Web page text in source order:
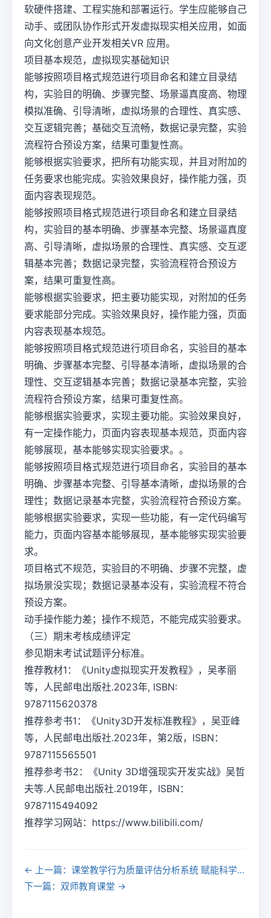
软硬件搭建、工程实施和部署运行。学生应能够自己
动手、或团队协作形式开发虚拟现实相关应用，如面
向文化创意产业开发相关VR 应用。
项目基本规范，虚拟现实基础知识
能够按照项目格式规范进行项目命名和建立目录结
构，实验目的明确、步骤完整、场景逼真度高、物理
模拟准确、引导清晰，虚拟场景的合理性、真实感、
交互逻辑完善；基础交互流畅，数据记录完整，实验
流程符合预设方案，结果可重复性高。
能够根据实验要求，把所有功能实现，并且对附加的
任务要求也能完成。实验效果良好，操作能力强，页
面内容表现规范。
能够按照项目格式规范进行项目命名和建立目录结
构，实验目的基本明确、步骤基本完整、场景逼真度
高、引导清晰，虚拟场景的合理性、真实感、交互逻
辑基本完善；数据记录完整，实验流程符合预设方
案，结果可重复性高。
能够根据实验要求，把主要功能实现，对附加的任务
要求能部分完成。实验效果良好，操作能力强，页面
内容表现基本规范。
能够按照项目格式规范进行项目命名，实验目的基本
明确、步骤基本完整、引导基本清晰，虚拟场景的合
理性、交互逻辑基本完善；数据记录基本完整，实验
流程符合预设方案，结果可重复性高。
能够根据实验要求，实现主要功能。实验效果良好，
有一定操作能力，页面内容表现基本规范，页面内容
能够展现，基本能够实现实验要求。。
能够按照项目格式规范进行项目命名，实验目的基本
明确、步骤基本完整、引导基本清晰，虚拟场景的合
理性；数据记录基本完整，实验流程符合预设方案。
能够根据实验要求，实现一些功能，有一定代码编写
能力，页面内容基本能够展现，基本能够实现实验要
求。
项目格式不规范，实验目的不明确、步骤不完整，虚
拟场景没实现；数据记录基本没有，实验流程不符合
预设方案。
动手操作能力差；操作不规范，不能完成实验要求。
（三）期末考核成绩评定
参见期末考试试题评分标准。
推荐教材1：《Unity虚拟现实开发教程》，吴孝丽
等，人民邮电出版社.2023年, ISBN:
9787115620378
推荐参考书1：《Unity3D开发标准教程》，吴亚峰
等，人民邮电出版社.2023年，第2版，ISBN：
9787115565501
推荐参考书2：《Unity 3D增强现实开发实战》吴哲
夫等.人民邮电出版社.2019年，ISBN：
9787115494092
推荐学习网站：https://www.bilibili.com/
← 上一篇：课堂教学行为质量评估分析系统 赋能科学教学
下一篇：双师教育课堂 →